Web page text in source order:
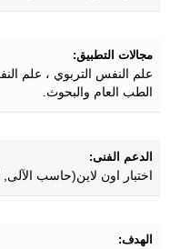
مجالات التطبيق:
علم النفس التربوي ، علم
الطب العام والبحوث.
الدعم الفنى:
اختبار اون لاين(حاسب الآلى,
الهدف: